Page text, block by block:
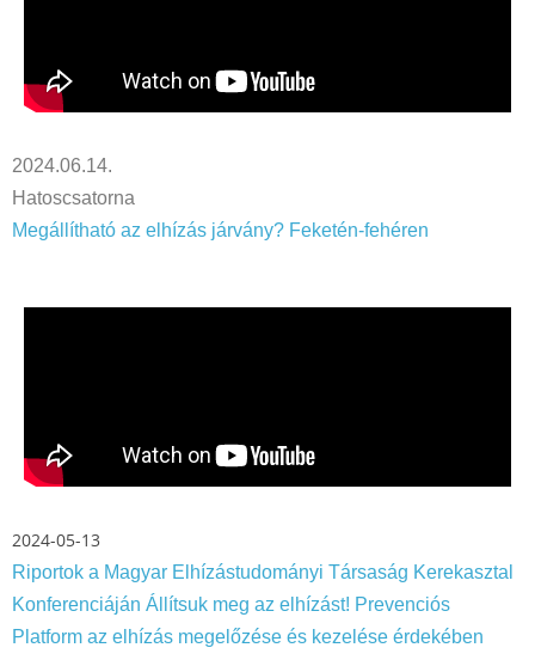
2024.06.14.
Hatoscsatorna
Megállítható az elhízás járvány? Feketén-fehéren
2024-05-13
Riportok a Magyar Elhízástudományi Társaság Kerekasztal
Konferenciáján Állítsuk meg az elhízást! Prevenciós
Platform az elhízás megelőzése és kezelése érdekében